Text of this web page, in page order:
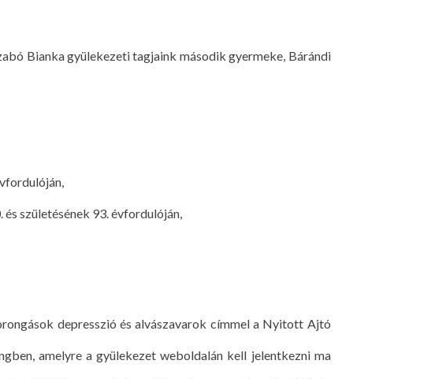
Bianka gyülekezeti tagjaink második gyermeke, Bárándi
születésének 93. évfordulóján,
depresszió és alvászavarok címmel a Nyitott Ajtó
amelyre a gyülekezet weboldalán kell jelentkezni ma